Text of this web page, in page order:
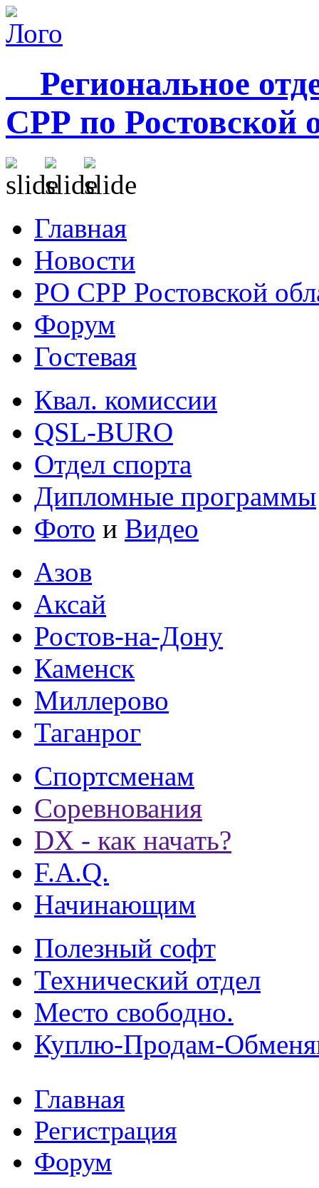
Региональное
СРР по Ростовской
Главная
Новости
РО СРР Ростовской
Форум
Гостевая
Квал. комиссии
QSL-BURO
Отдел спорта
Дипломные программы
Фото и Видео
Азов
Аксай
Ростов-на-Дону
Каменск
Миллерово
Таганрог
Спортсменам
Соревнования
DX - как начать?
F.A.Q.
Начинающим
Полезный софт
Технический отдел
Место свободно.
Куплю-Продам-
Главная
Регистрация
Форум